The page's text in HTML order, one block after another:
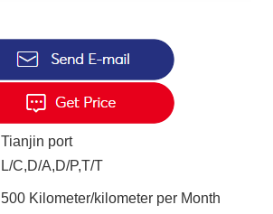
Tianjin port
L/C,D/A,D/P,T/T
500 Kilometer/kilometer per Month